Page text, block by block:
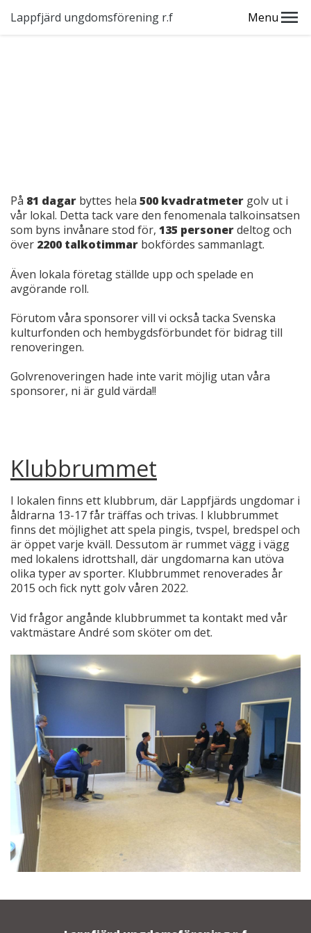
Lappfjärd ungdomsförening r.f Menu
På 81 dagar byttes hela 500 kvadratmeter golv ut i
vår lokal. Detta tack vare den fenomenala talkoinsatsen
som byns invånare stod för, 135 personerdeltog och
över 2200 talkotimmar bokfördes sammanlagt.
Även lokala företag ställde upp och spelade en
avgörande roll.
Förutom våra sponsorer vill vi också tacka Svenska
kulturfonden och hembygdsförbundet för bidrag till
renoveringen.
Golvrenoveringen hade inte varit möjlig utan våra
sponsorer, ni är guld värda!!
Klubbrummet
I lokalen finns ett klubbrum, där Lappfjärds ungdomar i
åldrarna 13-17 får träffas och trivas. I klubbrummet
finns det möjlighet att spela pingis, tvspel, bredspel och
är öppet varje kväll. Dessutom är rummet vägg i vägg
med lokalens idrottshall, där ungdomarna kan utöva
olika typer av sporter. Klubbrummet renoverades år
2015 och fick nytt golv våren 2022.
Vid frågor angånde klubbrummet ta kontakt med vår
vaktmästare André som sköter om det.